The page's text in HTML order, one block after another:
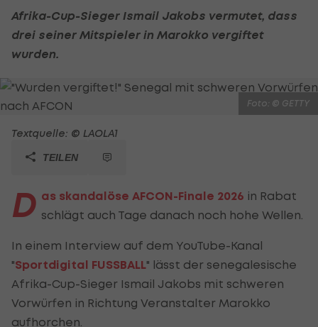
Afrika-Cup-Sieger Ismail Jakobs vermutet, dass
drei seiner Mitspieler in Marokko vergiftet
wurden.
Foto: © GETTY
Textquelle: © LAOLA1
TEILEN
D as skandalöse AFCON-Finale 2026 in Rabat
schlägt auch Tage danach noch hohe Wellen.
In einem Interview auf dem YouTube-Kanal
"Sportdigital FUSSBALL" lässt der senegalesische
Afrika-Cup-Sieger Ismail Jakobs mit schweren
Vorwürfen in Richtung Veranstalter Marokko
aufhorchen.